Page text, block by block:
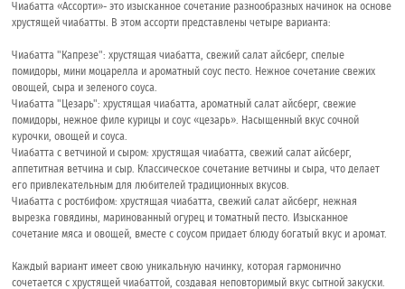
Чиабатта «Ассорти»- это изысканное сочетание разнообразных начинок на основе
хрустящей чиабатты. В этом ассорти представлены четыре варианта:
Чиабатта "Капрезе": хрустящая чиабатта, свежий салат айсберг, спелые
помидоры, мини моцарелла и ароматный соус песто. Нежное сочетание свежих
овощей, сыра и зеленого соуса.
Чиабатта "Цезарь": хрустящая чиабатта, ароматный салат айсберг, свежие
помидоры, нежное филе курицы и соус «цезарь». Насыщенный вкус сочной
курочки, овощей и соуса.
Чиабатта с ветчиной и сыром: хрустящая чиабатта, свежий салат айсберг,
аппетитная ветчина и сыр. Классическое сочетание ветчины и сыра, что делает
его привлекательным для любителей традиционных вкусов.
Чиабатта с ростбифом: хрустящая чиабатта, свежий салат айсберг, нежная
вырезка говядины, маринованный огурец и томатный песто. Изысканное
сочетание мяса и овощей, вместе с соусом придает блюду богатый вкус и аромат.
Каждый вариант имеет свою уникальную начинку, которая гармонично
сочетается с хрустящей чиабаттой, создавая неповторимый вкус сытной закуски.